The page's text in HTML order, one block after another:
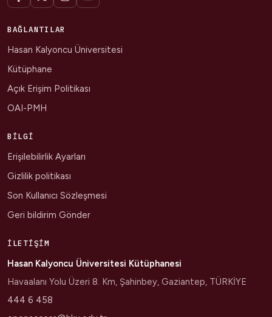
BAĞLANTILAR
Hasan Kalyoncu Üniversitesi
Kütüphane
Açık Erişim Politikası
OAI-PMH
BILGI
Erişilebilirlik Ayarları
Gizlilik politikası
Son Kullanıcı Sözleşmesi
Geri bildirim Gönder
İLETIŞIM
Hasan Kalyoncu Üniversitesi Kütüphanesi
Havaalanı Yolu Üzeri 8. Km, Şahinbey, Gaziantep, TÜRKİYE
444 6 458